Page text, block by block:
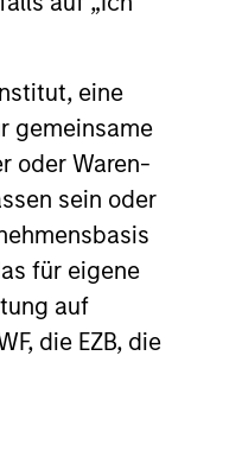
eine
gemeinsame
oder Waren-
sein oder
für eigene
auf
die EZB, die